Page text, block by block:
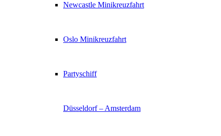
Newcastle Minikreuzfahrt
Oslo Minikreuzfahrt
Partyschiff
Düsseldorf – Amsterdam